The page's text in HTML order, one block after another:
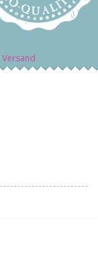
Versand